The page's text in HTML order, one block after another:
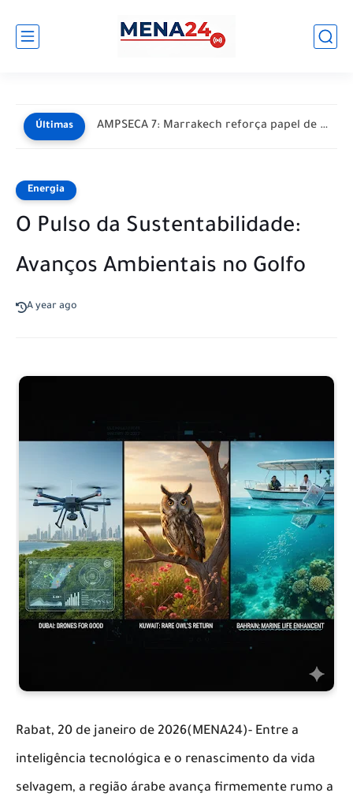
Últimas AMPSECA 7: Marrakech reforça papel de Marrocos como polo de...
Energia
O Pulso da Sustentabilidade:
Avanços Ambientais no Golfo
A year ago
Rabat, 20 de janeiro de 2026(MENA24)- Entre a
inteligência tecnológica e o renascimento da vida
selvagem, a região árabe avança firmemente rumo a